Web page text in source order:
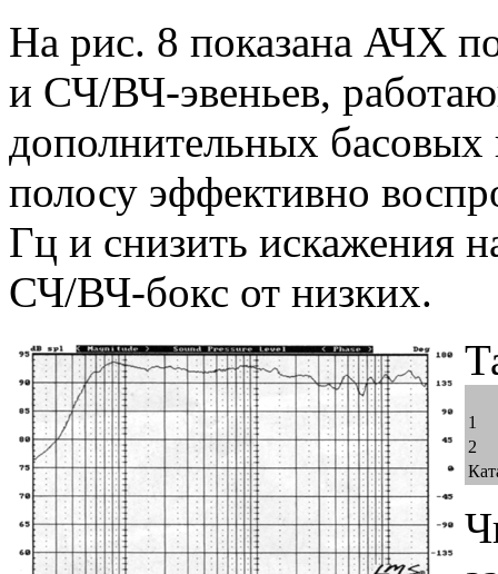
На рис. 8 показана АЧХ
и СЧ/ВЧ-эвеньев,
дополнительных басовых
полосу эффективно
Гц и снизить искажения
СЧ/ВЧ-бокс от низких.
1
2